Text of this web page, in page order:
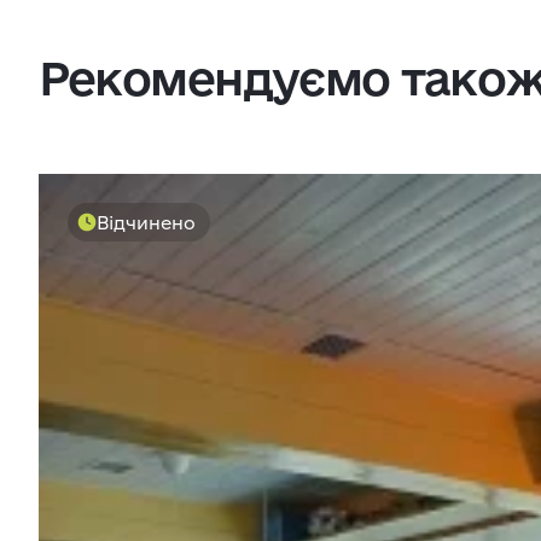
Рекомендуємо
Відчинено